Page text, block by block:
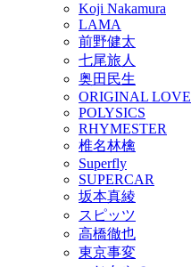
Koji Nakamura
LAMA
前野健太
七尾旅人
奥田民生
ORIGINAL LOVE
POLYSICS
RHYMESTER
椎名林檎
Superfly
SUPERCAR
坂本真綾
スピッツ
高橋徹也
東京事変